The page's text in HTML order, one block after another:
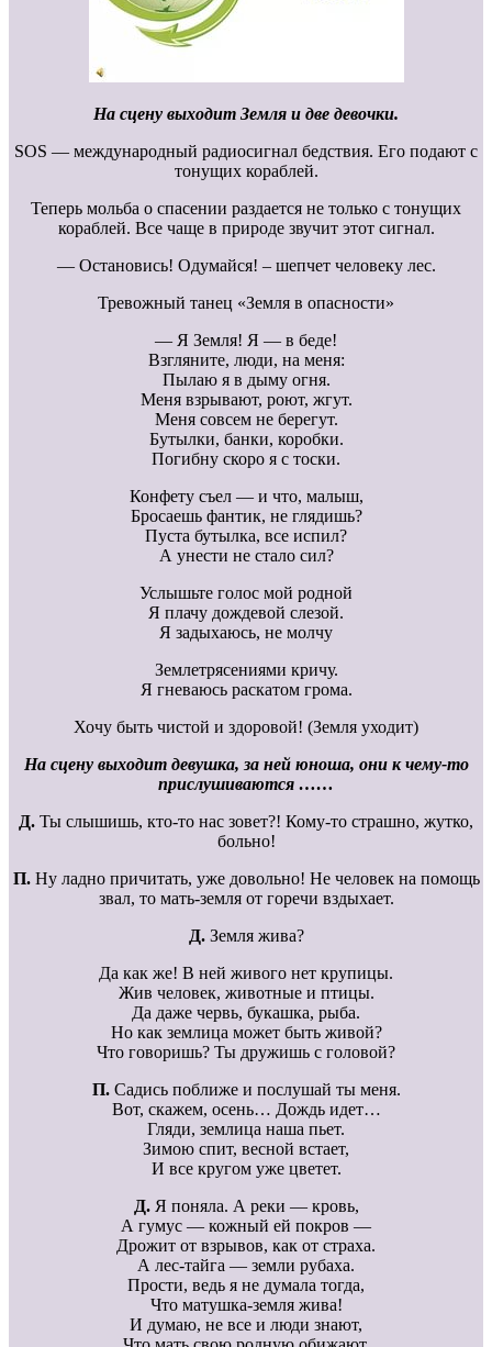
На сцену выходит Земля и две девочки.
SOS — международный радиосигнал бедствия. Его подают с
тонущих кораблей.
Теперь мольба о спасении раздается не только с тонущих
кораблей. Все чаще в природе звучит этот сигнал.
— Остановись! Одумайся! – шепчет человеку лес.
Тревожный танец «Земля в опасности»
— Я Земля! Я — в беде!
Взгляните, люди, на меня:
Пылаю я в дыму огня.
Меня взрывают, роют, жгут.
Меня совсем не берегут.
Бутылки, банки, коробки.
Погибну скоро я с тоски.
Конфету съел — и что, малыш,
Бросаешь фантик, не глядишь?
Пуста бутылка, все испил?
А унести не стало сил?
Услышьте голос мой родной
Я плачу дождевой слезой.
Я задыхаюсь, не молчу
Землетрясениями кричу.
Я гневаюсь раскатом грома.
Хочу быть чистой и здоровой! (Земля уходит)
На сцену выходит девушка, за ней юноша, они к чему-то
прислушиваются ……
Д. Ты слышишь, кто-то нас зовет?! Кому-то страшно, жутко,
больно!
П.Ну ладно причитать, уже довольно! Не человек на помощь
звал, то мать-земля от горечи вздыхает.
Д.Земля жива?
Да как же! В ней живого нет крупицы.
Жив человек, животные и птицы.
Да даже червь, букашка, рыба.
Но как землица может быть живой?
Что говоришь? Ты дружишь с головой?
П.Садись поближе и послушай ты меня.
Вот, скажем, осень… Дождь идет…
Гляди, землица наша пьет.
Зимою спит, весной встает,
И все кругом уже цветет.
Д.Я поняла. А реки — кровь,
А гумус — кожный ей покров —
Дрожит от взрывов, как от страха.
А лес-тайга — земли рубаха.
Прости, ведь я не думала тогда,
Что матушка-земля жива!
И думаю, не все и люди знают,